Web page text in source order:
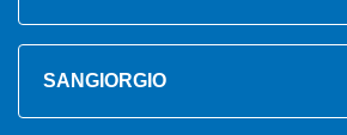
SANGIORGIO